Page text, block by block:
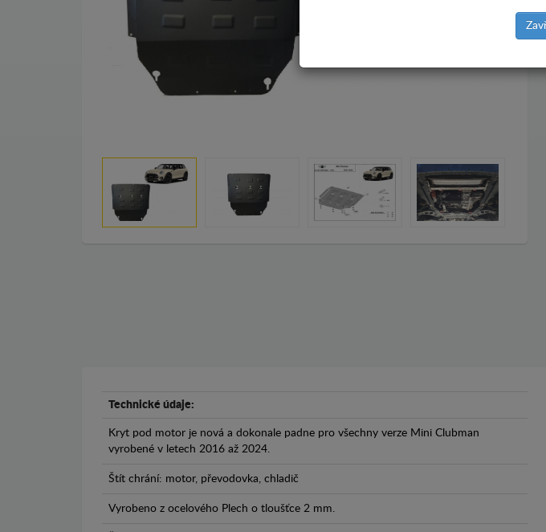
Technické údaje:
Kryt pod motor je nová a dokonale padne pro všechny verze Mini Clubman
vyrobené v letech 2016 až 2024.
Štít chrání: motor, převodovka, chladič
Vyrobeno z ocelového Plech o tloušťce 2 mm.